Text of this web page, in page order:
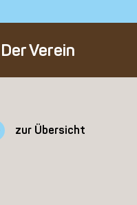
Der Verein
Über den Verein
Unser Team
zur Übersicht